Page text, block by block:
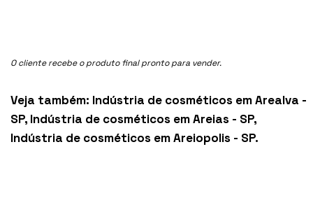
O cliente recebe o produto final pronto para vender.
Veja também: Indústria de cosméticos em Arealva -
SP, Indústria de cosméticos em Areias - SP,
Indústria de cosméticos em Areiopolis - SP.